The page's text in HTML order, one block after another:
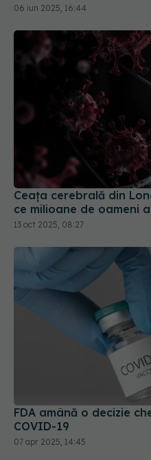
06 iun 2025, 16:44
Ceața cerebrală din
ce milioane de oameni
13 oct 2025, 08:27
FDA amână o decizie
COVID-19
07 apr 2025, 14:45